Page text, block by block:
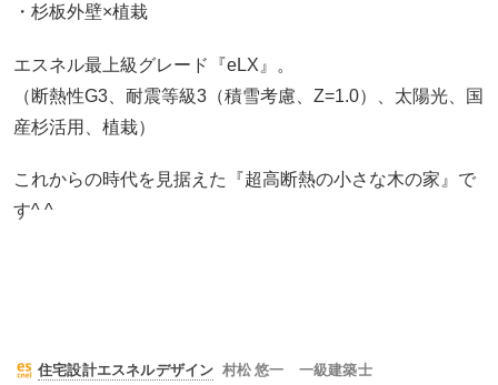
・杉板外壁×植栽
エスネル最上級グレード『eLX』。
（断熱性G3、耐震等級3（積雪考慮、Z=1.0）、太陽光、国
産杉活用、植栽）
これからの時代を見据えた『超高断熱の小さな木の家』で
す^ ^